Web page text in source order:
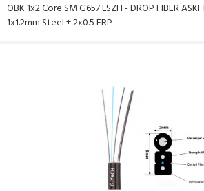
OBK 1x2 Core SM G657 LSZH - DROP FIBER
1x1.2mm Steel + 2x0.5 FRP